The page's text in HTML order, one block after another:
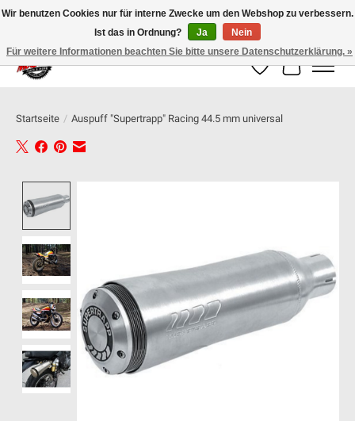
100% schweizer Onlineshop für Dein Motorrad
Wunschzettel
Ihr
Startseite / Auspuff "Supertrapp" Racing 44.5 mm universal
Wir benutzen Cookies nur für interne Zwecke um den Webshop zu verbessern.
Ist das in Ordnung?
Ja
Nein
Für weitere Informationen beachten Sie bitte unsere Datenschutzerklärung. »